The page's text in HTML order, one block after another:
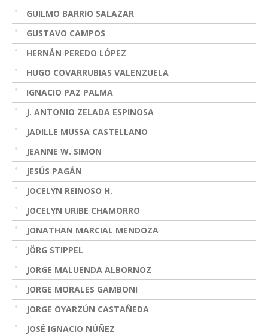
GUILMO BARRIO SALAZAR
GUSTAVO CAMPOS
HERNÁN PEREDO LÓPEZ
HUGO COVARRUBIAS VALENZUELA
IGNACIO PAZ PALMA
J. ANTONIO ZELADA ESPINOSA
JADILLE MUSSA CASTELLANO
JEANNE W. SIMON
JESÚS PAGÁN
JOCELYN REINOSO H.
JOCELYN URIBE CHAMORRO
JONATHAN MARCIAL MENDOZA
JÖRG STIPPEL
JORGE MALUENDA ALBORNOZ
JORGE MORALES GAMBONI
JORGE OYARZÚN CASTAÑEDA
JOSÉ IGNACIO NÚÑEZ